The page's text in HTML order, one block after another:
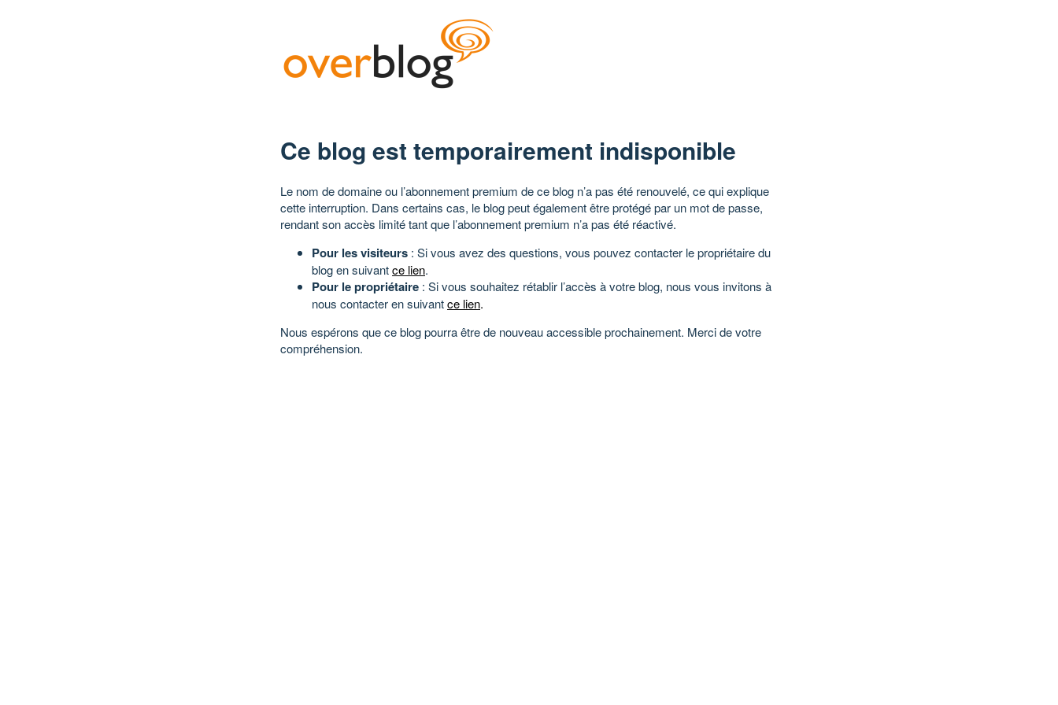
Ce blog est temporairement indisponible
Le nom de domaine ou l’abonnement premium de ce blog n’a pas été renouvelé, ce qui explique
cette interruption. Dans certains cas, le blog peut également être protégé par un mot de passe,
rendant son accès limité tant que l’abonnement premium n’a pas été réactivé.
Pour les visiteurs : Si vous avez des questions, vous pouvez contacter le propriétaire du
blog en suivantce lien.
Pour le propriétaire : Si vous souhaitez rétablir l’accès à votre blog, nous vous invitons à
nous contacter en suivantce lien.
Nous espérons que ce blog pourra être de nouveau accessible prochainement. Merci de votre
compréhension.